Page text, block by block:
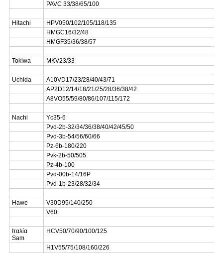
PAVC 33/38/65/100
Hitachi
HPV050/102/105/118/135
HMGC16/32/48
HMGF35/36/38/57
Tokiwa MKV23/33
Uchida
A10VD17/23/28/40/43/71
AP2D12/14/18/21/25/28/36/38/42
A8VO55/59/80/86/107/115/172
Nachi
Yc35-6
Pvd-2b-32/34/36/38/40/42/45/50
Pvd-3b-54/56/60/66
Pz-6b-180/220
Pvk-2b-50/505
Pz-4b-100
Pvd-00b-14/16P
Pvd-1b-23/28/32/34
Hawe
V30D95/140/250
V60
Ιταλία
Sam
HCV50/70/90/100/125
H1V55/75/108/160/226